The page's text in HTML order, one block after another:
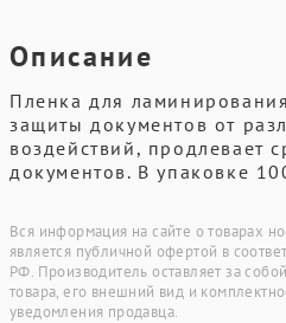
Описание
Пленка для
защиты документов от
воздействий, продлевает
документов. В упаковке
Вся информация на сайте о товарах
является публичной офертой в
РФ. Производитель оставляет за
товара, его внешний вид и
уведомления продавца.